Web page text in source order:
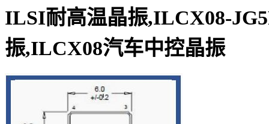
ILSI耐高温晶振,ILCX08-
振,ILCX08汽车中控晶振